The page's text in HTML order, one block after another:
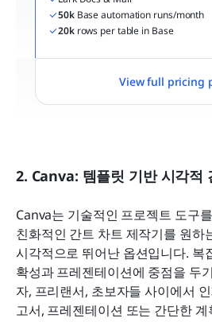
50k Base automation runs/month
20k rows per table in Base
View full pricing
2. Canva: 템플릿 기반 시각적
Canva는 기술적인 프로젝트 도구
친화적인 간트 차트 제작기를 원하
시각적으로 뛰어난 옵션입니다. 복
확성과 프레젠테이션에 중점을 두
자, 프리랜서, 초보자들 사이에서
고서, 프레젠테이션 또는 간단한